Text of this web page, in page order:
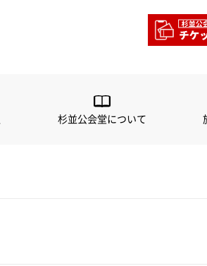
杉並公会堂について
主催公演